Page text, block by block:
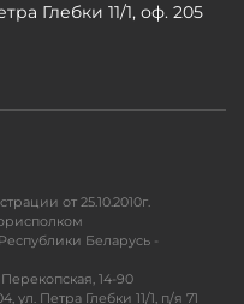
Глебки 11/1, оф. 205
от 25.10.2010г.
Беларусь -
14-90
Петра Глебки 11/1, п/я 71